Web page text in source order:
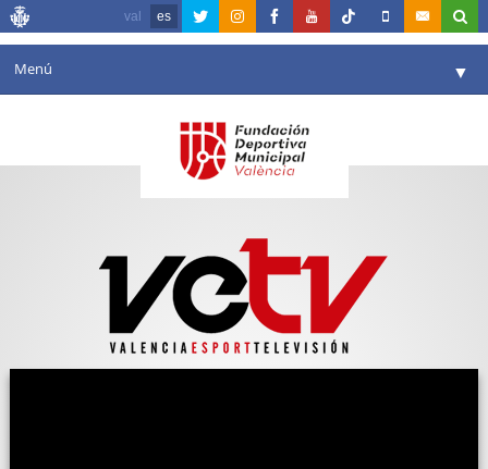
val es
Menú ▼
Agenda
Comunicación
Valencia en deporte
Portal de Transparencia